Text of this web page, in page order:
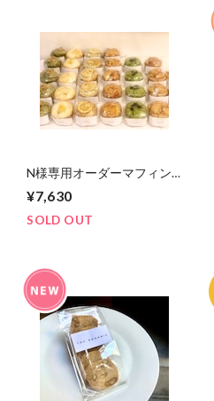
N様専用オーダーマフィン
カート
¥7,630
SOLD OUT